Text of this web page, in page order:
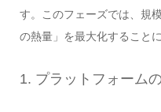
す。このフェーズでは、規
の熱量」を最大化すること
1. プラットフォーム